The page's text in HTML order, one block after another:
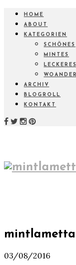
HOME
ABOUT
KATEGORIEN
SCHÖNES
MINTES
LECKERES
ARCHIV
BLOGROLL
KONTAKT
03/08/2016